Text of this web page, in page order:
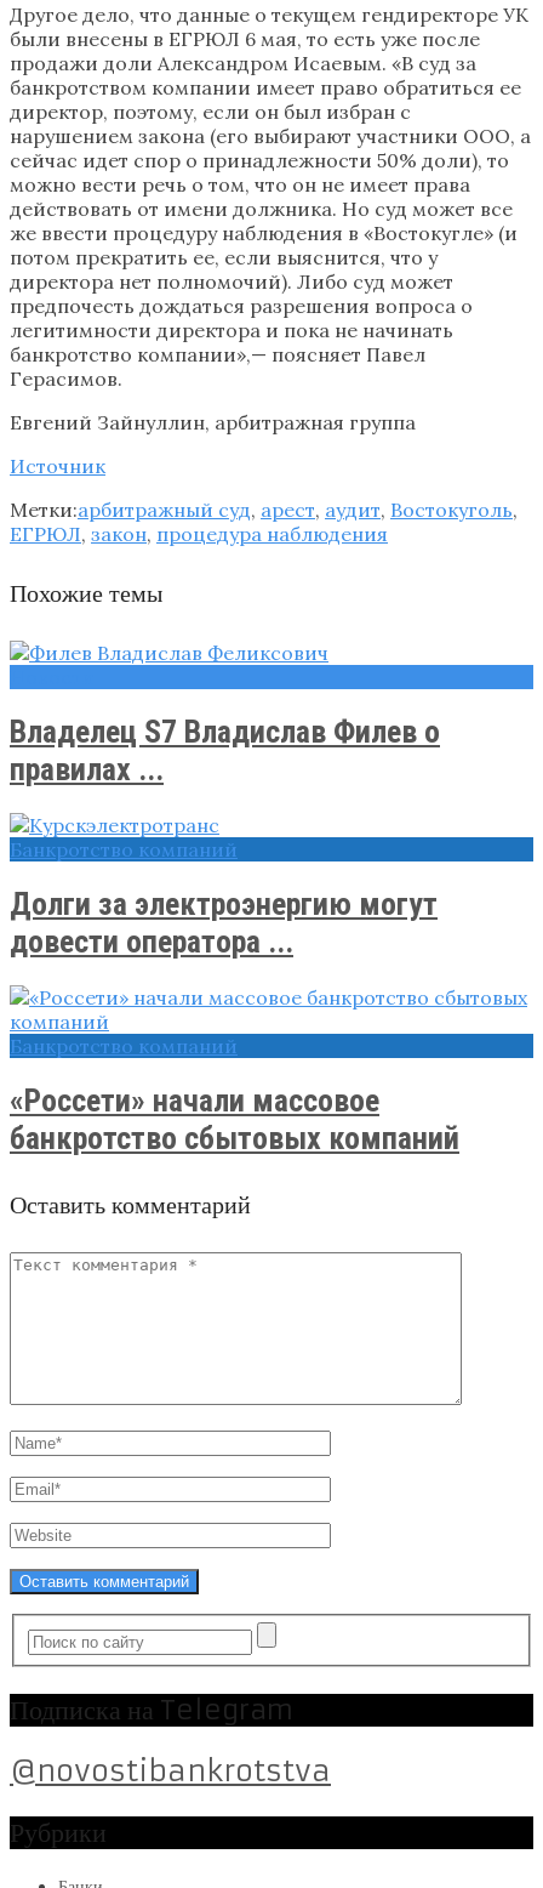
Другое дело, что данные о текущем гендиректоре УК
были внесены в ЕГРЮЛ 6 мая, то есть уже после
продажи доли Александром Исаевым. «В суд за
банкротством компании имеет право обратиться ее
директор, поэтому, если он был избран с
нарушением закона (его выбирают участники ООО, а
сейчас идет спор о принадлежности 50% доли), то
можно вести речь о том, что он не имеет права
действовать от имени должника. Но суд может все
же ввести процедуру наблюдения в «Востокугле» (и
потом прекратить ее, если выяснится, что у
директора нет полномочий). Либо суд может
предпочесть дождаться разрешения вопроса о
легитимности директора и пока не начинать
банкротство компании»,— поясняет Павел
Герасимов.
Евгений Зайнуллин, арбитражная группа
Источник
Метки:арбитражный суд, арест, аудит, Востокуголь,
ЕГРЮЛ, закон, процедура наблюдения
Похожие темы
Владелец S7 Владислав Филев о
правилах ...
Банкротство компаний
Долги за электроэнергию могут
довести оператора ...
Банкротство компаний
«Россети» начали массовое
банкротство сбытовых компаний
Оставить комментарий
Подписка на Telegram
@novostibankrotstva
Рубрики